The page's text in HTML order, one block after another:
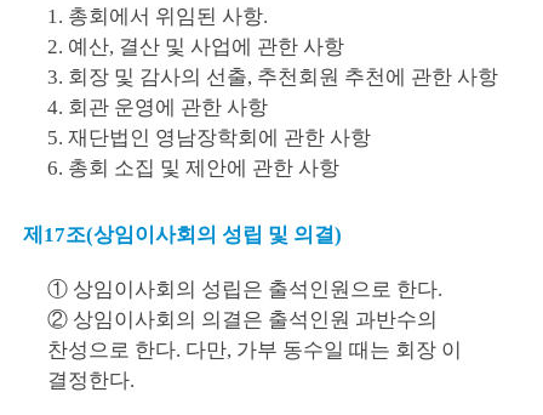
1. 총회에서 위임된 사항.
2. 예산, 결산 및 사업에 관한 사항
3. 회장 및 감사의 선출, 추천회원 추천에 관한 사항
4. 회관 운영에 관한 사항
5. 재단법인 영남장학회에 관한 사항
6. 총회 소집 및 제안에 관한 사항
제17조(상임이사회의 성립 및 의결)
① 상임이사회의 성립은 출석인원으로 한다.
② 상임이사회의 의결은 출석인원 과반수의
찬성으로 한다. 다만, 가부 동수일 때는 회장 이
결정한다.